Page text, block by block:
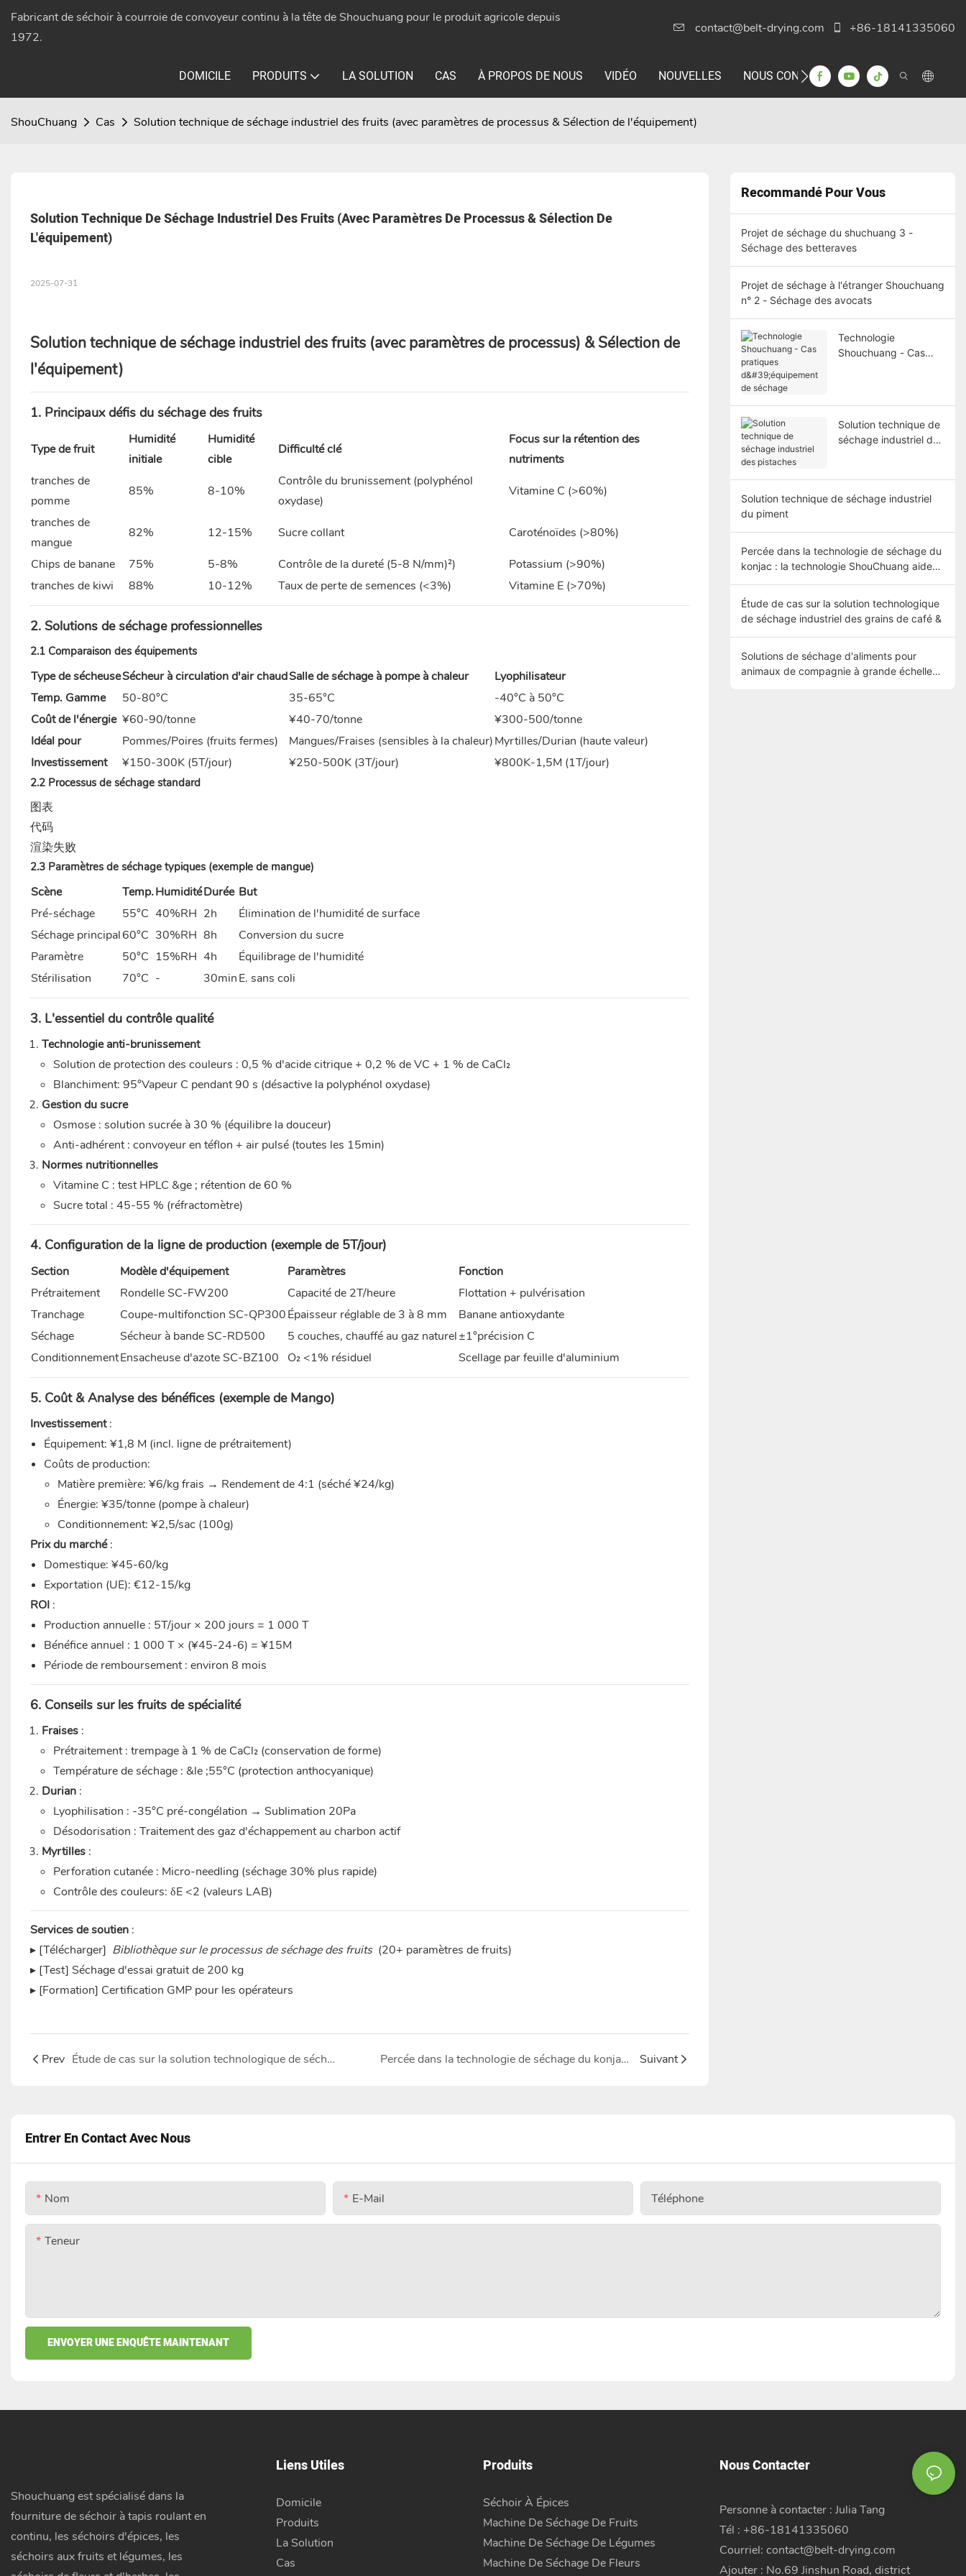
Fabricant de séchoir à courroie de convoyeur continu à la tête de Shouchuang pour le produit agricole depuis
1972.
contact@belt-drying.com +86-18141335060
DOMICILE PRODUITS LA SOLUTION CAS À PROPOS DE NOUS VIDÉO NOUVELLES NOUS CONTACTER
ShouChuang Cas Solution technique de séchage industriel des fruits (avec paramètres de processus & Sélection de l'équipement)
Solution Technique De Séchage Industriel Des Fruits (avec Paramètres De Processus & Sélection De
L'équipement)
2025-07-31
Solution technique de séchage industriel des fruits (avec paramètres de processus) & Sélection de
l'équipement)
1. Principaux défis du séchage des fruits
Type de fruit
Humidité
initiale
Humidité
cible
Difficulté clé
Focus sur la rétention des
nutriments
tranches de
pomme
85% 8-10%
Contrôle du brunissement (polyphénol
oxydase)
Vitamine C (>60%)
tranches de
mangue
82% 12-15% Sucre collant
Caroténoïdes (>80%)
Chips de banane
75% 5-8% Contrôle de la dureté (5-8 N/mm)²)
Potassium (>90%)
tranches de kiwi
88% 10-12% Taux de perte de semences (<3%) Vitamine E (>70%)
2. Solutions de séchage professionnelles
2.1 Comparaison des équipements
Type de sécheuseSécheur à circulation d'air chaudSalle de séchage à pompe à chaleur
Lyophilisateur
Temp. Gamme
50-80°C 35-65°C
-40°C à 50°C
Coût de l'énergie ¥60-90/tonne ¥40-70/tonne
¥300-500/tonne
Idéal pour
Pommes/Poires (fruits fermes) Mangues/Fraises (sensibles à la chaleur)Myrtilles/Durian (haute valeur)
Investissement
¥150-300K (5T/jour) ¥250-500K (3T/jour) ¥800K-1,5M (1T/jour)
2.2 Processus de séchage standard
图表
代码
渲染失败
2.3 Paramètres de séchage typiques (exemple de mangue)
Scène Temp.HumiditéDurée But
Pré-séchage
55°C 40%RH 2h
Élimination de l'humidité de surface
Séchage principal60°C 30%RH 8h
Conversion du sucre
Paramètre
50°C 15%RH 4h
Équilibrage de l'humidité
Stérilisation
70°C - 30minE. sans coli
3. L'essentiel du contrôle qualité
Technologie anti-brunissement
Solution de protection des couleurs : 0,5 % d'acide citrique + 0,2 % de VC + 1 % de CaCl₂
Blanchiment: 95°Vapeur C pendant 90 s (désactive la polyphénol oxydase)
Gestion du sucre
Osmose : solution sucrée à 30 % (équilibre la douceur)
Anti-adhérent : convoyeur en téflon + air pulsé (toutes les 15min)
Normes nutritionnelles
Vitamine C : test HPLC &ge ; rétention de 60 %
Sucre total : 45-55 % (réfractomètre)
4. Configuration de la ligne de production (exemple de 5T/jour)
Section Modèle d'équipement Paramètres
Fonction
Prétraitement
Rondelle SC-FW200 Capacité de 2T/heure
Flottation + pulvérisation
Tranchage
Coupe-multifonction SC-QP300Épaisseur réglable de 3 à 8 mm
Banane antioxydante
Séchage
Sécheur à bande SC-RD500 5 couches, chauffé au gaz naturel±1°précision C
ConditionnementEnsacheuse d'azote SC-BZ100 O₂ <1% résiduel Scellage par feuille d'aluminium
5. Coût & Analyse des bénéfices (exemple de Mango)
Investissement:
Équipement: ¥1,8 M (incl. ligne de prétraitement)
Coûts de production:
Matière première: ¥6/kg frais → Rendement de 4:1 (séché ¥24/kg)
Énergie: ¥35/tonne (pompe à chaleur)
Conditionnement: ¥2,5/sac (100g)
Prix du marché:
Domestique: ¥45-60/kg
Exportation (UE): €12-15/kg
ROI :
Production annuelle : 5T/jour × 200 jours = 1 000 T
Bénéfice annuel : 1 000 T × (¥45-24-6) = ¥15M
Période de remboursement : environ 8 mois
6. Conseils sur les fruits de spécialité
Fraises :
Prétraitement : trempage à 1 % de CaCl₂ (conservation de forme)
Température de séchage : &le ;55°C (protection anthocyanique)
Durian :
Lyophilisation : -35°C pré-congélation → Sublimation 20Pa
Désodorisation : Traitement des gaz d'échappement au charbon actif
Myrtilles :
Perforation cutanée : Micro-needling (séchage 30% plus rapide)
Contrôle des couleurs: δE <2 (valeurs LAB)
Services de soutien :
▸ [Télécharger] Bibliothèque sur le processus de séchage des fruits (20+ paramètres de fruits)
▸ [Test] Séchage d'essai gratuit de 200 kg
▸ [Formation] Certification GMP pour les opérateurs
Prev Étude de cas sur la solution technologique de séchage industriel des grains de café & Percée dans la technologie de séchage du konjac : la technologie ShouChuang aide les agriculteurs du Yunnan à augmenter leurs revenus de 30 % Suivant
Recommandé Pour Vous
Projet de séchage du shuchuang 3 -
Séchage des betteraves
Projet de séchage à l'étranger Shouchuang
n° 2 - Séchage des avocats
Technologie
Shouchuang - Cas
Solution technique de
séchage industriel des
Solution technique de séchage industriel
du piment
Percée dans la technologie de séchage du
konjac : la technologie ShouChuang aide
leurs revenus de 30 %
Étude de cas sur la solution technologique
de séchage industriel des grains de café &
Solutions de séchage d'aliments pour
animaux de compagnie à grande échelle
Entrer En Contact Avec Nous
Nom E-Mail Téléphone
Teneur
ENVOYER UNE ENQUÊTE MAINTENANT
Shouchuang est spécialisé dans la
fourniture de séchoir à tapis roulant en
continu, les séchoirs d'épices, les
séchoirs aux fruits et légumes, les
Liens Utiles
Domicile
Produits
La Solution
Cas
Produits
Séchoir À Épices
Machine De Séchage De Fruits
Machine De Séchage De Légumes
Machine De Séchage De Fleurs
Nous Contacter
Personne à contacter : Julia Tang
Tél : +86-18141335060
Courriel: contact@belt-drying.com
Ajouter : No.69 Jinshun Road, district